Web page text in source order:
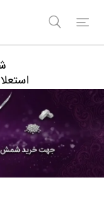
استعلام